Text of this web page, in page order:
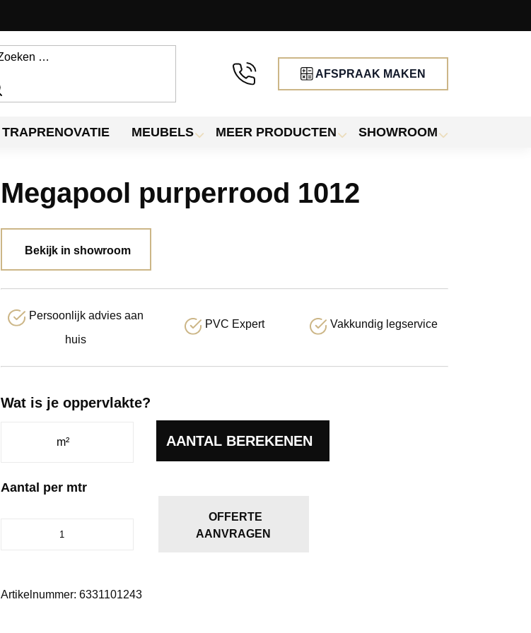
AFSPRAAK MAKEN
TRAPRENOVATIE MEUBELS MEER PRODUCTEN SHOWROOM
Megapool purperrood 1012
Bekijk in showroom
Persoonlijk advies aan
huis
PVC Expert Vakkundig legservice
Wat is je oppervlakte?
AANTAL BEREKENEN
Aantal per mtr
OFFERTE
AANVRAGEN
Artikelnummer:6331101243